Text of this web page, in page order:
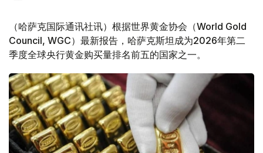
（哈萨克国际通讯社讯）根据世界黄金协会（World Gold
Council, WGC）最新报告，哈萨克斯坦成为2026年第二
季度全球央行黄金购买量排名前五的国家之一。